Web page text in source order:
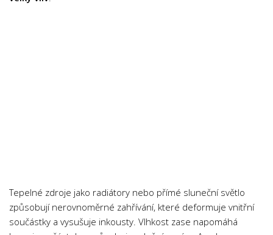
Tepelné zdroje jako radiátory nebo přímé sluneční světlo
způsobují nerovnoměrné zahřívání, které deformuje vnitřní
součástky a vysušuje inkousty. Vlhkost zase napomáhá